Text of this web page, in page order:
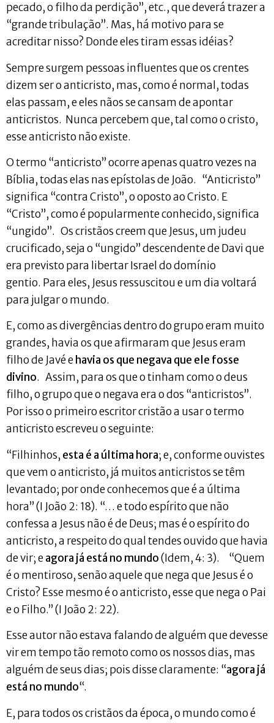
pecado, o filho da perdição”, etc., que deverá trazer a
“grande tribulação”. Mas, há motivo para se
acreditar nisso? Donde eles tiram essas idéias?
Sempre surgem pessoas influentes que os crentes
dizem ser o anticristo, mas, como é normal, todas
elas passam, e eles nãos se cansam de apontar
anticristos. Nunca percebem que, tal como o cristo,
esse anticristo não existe.
O termo “anticristo” ocorre apenas quatro vezes na
Bíblia, todas elas nas epístolas de João. “Anticristo”
significa “contra Cristo”, o oposto ao Cristo. E
“Cristo”, como é popularmente conhecido, significa
“ungido”. Os cristãos creem que Jesus, um judeu
crucificado, seja o “ungido” descendente de Davi que
era previsto para libertar Israel do domínio
gentio. Para eles, Jesus ressuscitou e um dia voltará
para julgar o mundo.
E, como as divergências dentro do grupo eram muito
grandes, havia os que afirmaram que Jesus eram
filho de Javé e havia os que negava que ele fosse
divino. Assim, para os que o tinham como o deus
filho, o grupo que o negava era o dos “anticristos”.
Por isso o primeiro escritor cristão a usar o termo
anticristo escreveu o seguinte:
“Filhinhos, esta é a última hora; e, conforme ouvistes
que vem o anticristo, já muitos anticristos se têm
levantado; por onde conhecemos que é a última
hora” (I João 2: 18). “… e todo espírito que não
confessa a Jesus não é de Deus; mas é o espírito do
anticristo, a respeito do qual tendes ouvido que havia
de vir; eagora já está no mundo(Idem, 4: 3). “Quem
é o mentiroso, senão aquele que nega que Jesus é o
Cristo? Esse mesmo é o anticristo, esse que nega o Pai
e o Filho.” (I João 2: 22).
Esse autor não estava falando de alguém que devesse
vir em tempo tão remoto como os nossos dias, mas
alguém de seus dias; pois disse claramente: “agora já
está no mundo“.
E, para todos os cristãos da época, o mundo como é